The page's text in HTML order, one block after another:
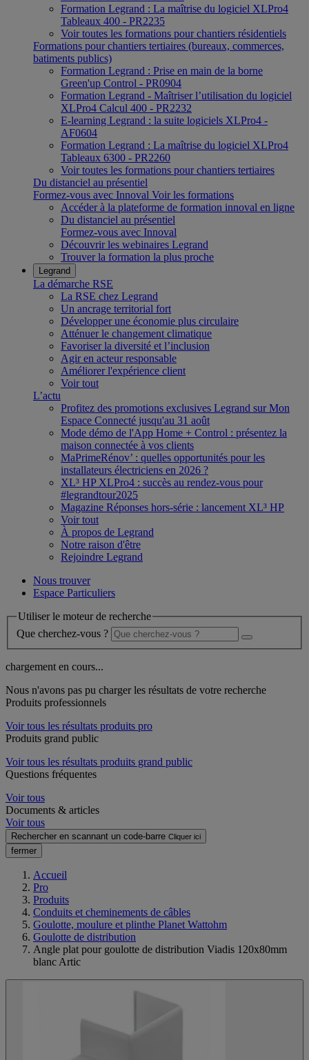
Formation Legrand : La maîtrise du logiciel XLPro4
Tableaux 400 - PR2235
Voir toutes les formations pour chantiers résidentiels
Formations pour chantiers tertiaires (bureaux, commerces,
batiments publics)
Formation Legrand : Prise en main de la borne
Green'up Control - PR0904
Formation Legrand - Maîtriser l’utilisation du logiciel
XLPro4 Calcul 400 - PR2232
E-learning Legrand : la suite logiciels XLPro4 -
AF0604
Formation Legrand : La maîtrise du logiciel XLPro4
Tableaux 6300 - PR2260
Voir toutes les formations pour chantiers tertiaires
Du distanciel au présentiel
Formez-vous avec Innoval Voir les formations
Accéder à la plateforme de formation innoval en ligne
Du distanciel au présentiel
Formez-vous avec Innoval
Découvrir les webinaires Legrand
Trouver la formation la plus proche
Legrand
La démarche RSE
La RSE chez Legrand
Un ancrage territorial fort
Développer une économie plus circulaire
Atténuer le changement climatique
Favoriser la diversité et l’inclusion
Agir en acteur responsable
Améliorer l'expérience client
Voir tout
L’actu
Profitez des promotions exclusives Legrand sur Mon
Espace Connecté jusqu'au 31 août
Mode démo de l'App Home + Control : présentez la
maison connectée à vos clients
MaPrimeRénov’ : quelles opportunités pour les
installateurs électriciens en 2026 ?
XL³ HP XLPro4 : succès au rendez-vous pour
#legrandtour2025
Magazine Réponses hors-série : lancement XL³ HP
Voir tout
À propos de Legrand
Notre raison d'être
Rejoindre Legrand
Nous trouver
Espace Particuliers
Utiliser le moteur de recherche
Que cherchez-vous ?
chargement en cours...
Nous n'avons pas pu charger les résultats de votre recherche
Produits professionnels
Voir tous les résultats produits pro
Produits grand public
Voir tous les résultats produits grand public
Questions fréquentes
Voir tous
Documents & articles
Voir tous
Rechercher en scannant un code-barre Cliquer ici
fermer
Accueil
Pro
Produits
Conduits et cheminements de câbles
Goulotte, moulure et plinthe Planet Wattohm
Goulotte de distribution
Angle plat pour goulotte de distribution Viadis 120x80mm
blanc Artic